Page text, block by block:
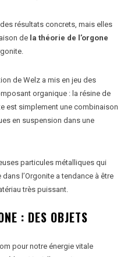
résultats concrets, mais elles
de la théorie de l’orgone
de Welz a mis en jeu des
organique : la résine de
est simplement une combinaison
en suspension dans une
particules métalliques qui
l’Orgonite a tendance à être
très puissant.
: DES OBJETS
pour notre énergie vitale